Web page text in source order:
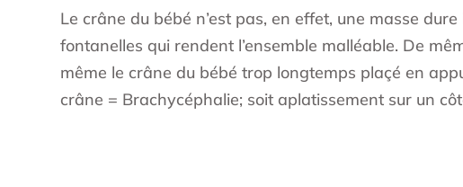
Le crâne du bébé n’est pas, en effet, une masse
fontanelles qui rendent l’ensemble malléable. De
même le crâne du bébé trop longtemps plaçé en
crâne = Brachycéphalie; soit aplatissement sur un